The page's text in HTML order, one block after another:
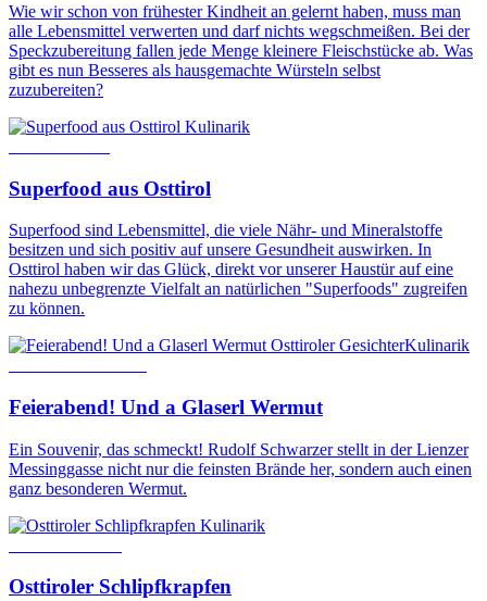
Wie wir schon von frühester Kindheit an gelernt haben, muss man
alle Lebensmittel verwerten und darf nichts wegschmeißen. Bei der
Speckzubereitung fallen jede Menge kleinere Fleischstücke ab. Was
gibt es nun Besseres als hausgemachte Würsteln selbst
zuzubereiten?
Kulinarik
Superfood aus Osttirol
Superfood sind Lebensmittel, die viele Nähr- und Mineralstoffe
besitzen und sich positiv auf unsere Gesundheit auswirken. In
Osttirol haben wir das Glück, direkt vor unserer Haustür auf eine
nahezu unbegrenzte Vielfalt an natürlichen "Superfoods" zugreifen
zu können.
Osttiroler GesichterKulinarik
Feierabend! Und a Glaserl Wermut
Ein Souvenir, das schmeckt! Rudolf Schwarzer stellt in der Lienzer
Messinggasse nicht nur die feinsten Brände her, sondern auch einen
ganz besonderen Wermut.
Kulinarik
Osttiroler Schlipfkrapfen